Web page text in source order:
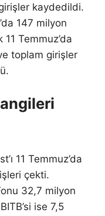
kaydedildi.
147 milyon
Temmuz’da
toplam girişler
11 Temmuz’da
çekti.
32,7 milyon
ise 7,5